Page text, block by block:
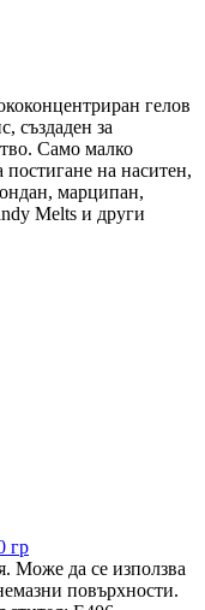
гелов
създаден за
Само малко
постигане на наситен,
марципан,
Melts и други
гр
Може да се използва
повърхности.